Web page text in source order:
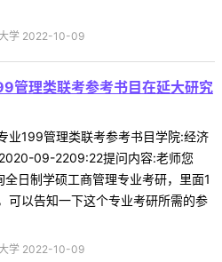
学 2022-10-09
管理类联考参考书目在延大研究
业199管理类联考参考书目学院:经济
09-2209:22提问内容:老师您
日制学硕工商管理专业考研，里面1
可以告知一下这个专业考研所需的参
学 2022-10-09